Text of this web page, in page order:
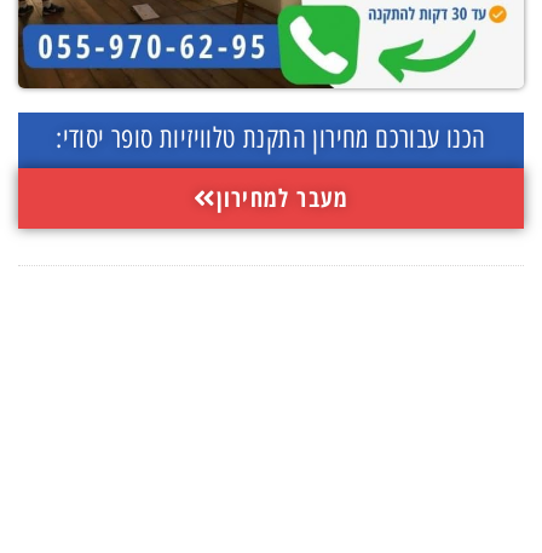
הכנו עבורכם מחירון התקנת טלוויזיות סופר יסודי:
מעבר למחירון